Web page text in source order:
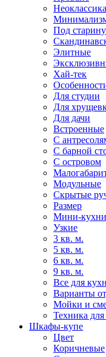
Неоклассика
Под старину
Элитные
Хай-тек
Для студии
Для
Для дачи
Встроенные
С
С барной
С островом
Модульные
Скрытые
Размер
Мини-кухни
Узкие
3 кв. м.
5 кв. м.
6 кв. м.
9 кв. м.
Все для
Варианты
Мойки и
Техника
Шкафы-купе
Цвет
Коричневые